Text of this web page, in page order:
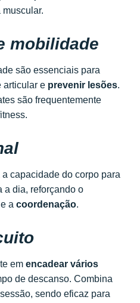
muscular.
mobilidade
são essenciais para
articular e prevenir lesões.
são frequentemente
capacidade do corpo para
a dia, reforçando o
e a coordenação.
em encadear vários
de descanso. Combina
sendo eficaz para